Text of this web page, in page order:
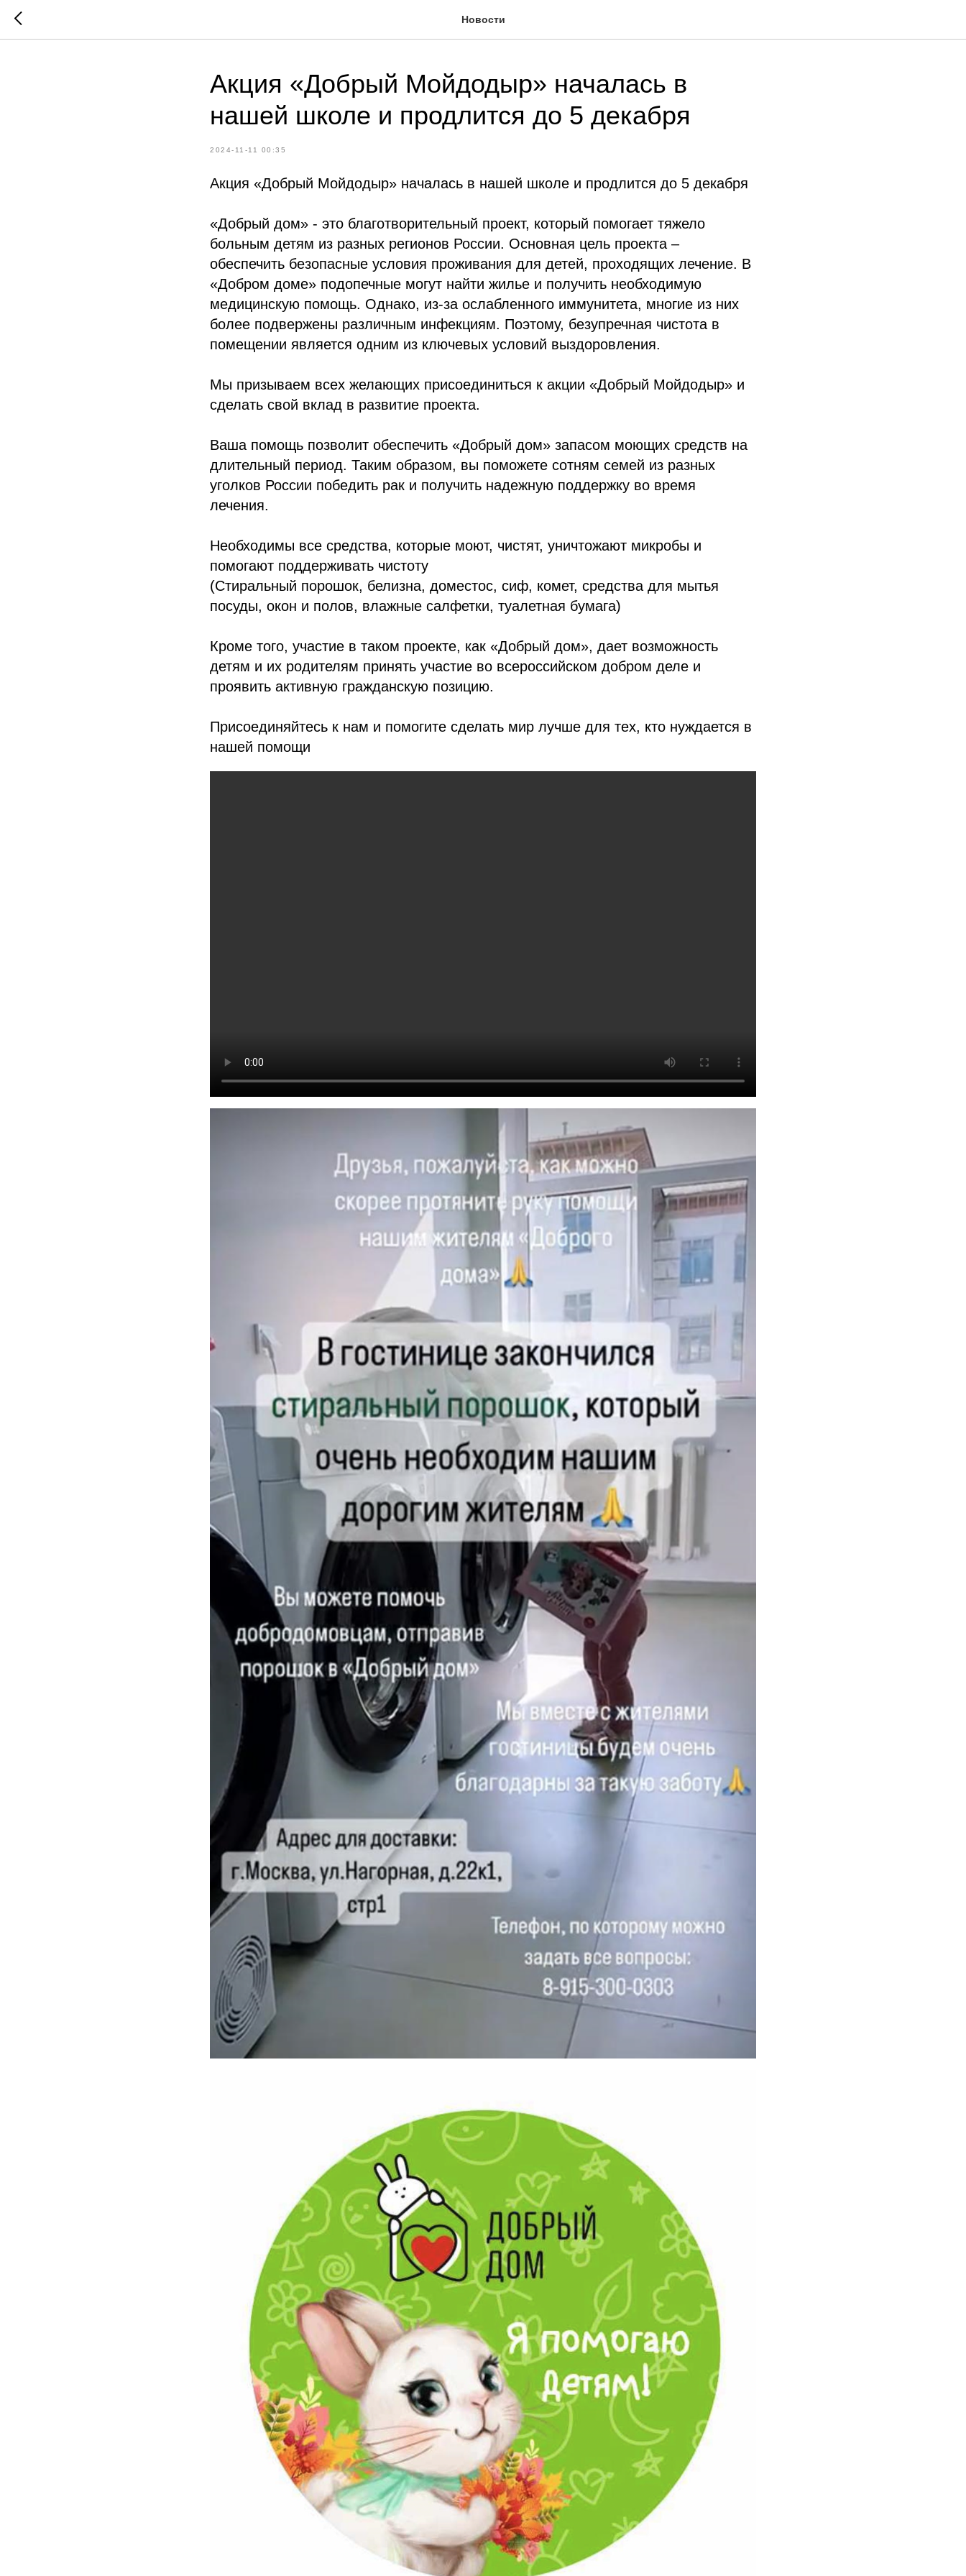
Новости
Акция «Добрый Мойдодыр» началась в
нашей школе и продлится до 5 декабря
2024-11-11 00:35
Акция «Добрый Мойдодыр» началась в нашей школе и продлится до 5 декабря
«Добрый дом» - это благотворительный проект, который помогает тяжело
больным детям из разных регионов России. Основная цель проекта –
обеспечить безопасные условия проживания для детей, проходящих лечение. В
«Добром доме» подопечные могут найти жилье и получить необходимую
медицинскую помощь. Однако, из-за ослабленного иммунитета, многие из них
более подвержены различным инфекциям. Поэтому, безупречная чистота в
помещении является одним из ключевых условий выздоровления.
Мы призываем всех желающих присоединиться к акции «Добрый Мойдодыр» и
сделать свой вклад в развитие проекта.
Ваша помощь позволит обеспечить «Добрый дом» запасом моющих средств на
длительный период. Таким образом, вы поможете сотням семей из разных
уголков России победить рак и получить надежную поддержку во время
лечения.
Необходимы все средства, которые моют, чистят, уничтожают микробы и
помогают поддерживать чистоту
(Стиральный порошок, белизна, доместос, сиф, комет, средства для мытья
посуды, окон и полов, влажные салфетки, туалетная бумага)
Кроме того, участие в таком проекте, как «Добрый дом», дает возможность
детям и их родителям принять участие во всероссийском добром деле и
проявить активную гражданскую позицию.
Присоединяйтесь к нам и помогите сделать мир лучше для тех, кто нуждается в
нашей помощи